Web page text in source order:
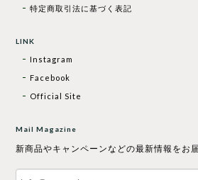
特定商取引法に基づく表記
LINK
Instagram
Facebook
Official Site
Mail Magazine
新商品やキャンペーンなどの最新情報をお